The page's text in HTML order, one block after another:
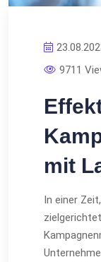
9711
mit
In einer